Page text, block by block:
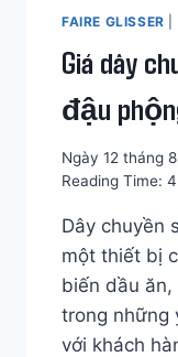
FAIRE GLISSER
Giá dây
đậu
Ngày 12 tháng
Reading Time: 4
Dây chuyền
một thiết bị
biến dầu
trong những
với khách